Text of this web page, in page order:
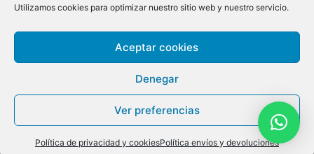
Utilizamos cookies para optimizar nuestro sitio web y nuestro servicio.
Aceptar cookies
Denegar
Ver preferencias
Política de privacidad y cookiesPolítica envíos y devoluciones
© 2026 ALL RIGHTS RESERVED